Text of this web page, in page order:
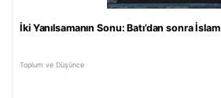
İki Yanılsamanın Sonu: Batı’dan sonra İslam
Toplum ve Düşünce